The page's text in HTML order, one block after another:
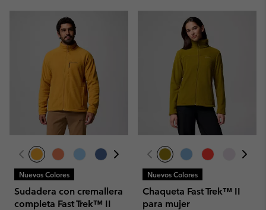
Nuevos Colores
Sudadera con cremallera
completa Fast Trek™ II
Nuevos Colores
Chaqueta Fast Trek™ II
para mujer